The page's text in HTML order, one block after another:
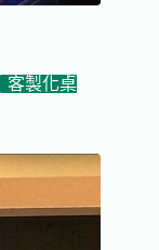
客製化桌